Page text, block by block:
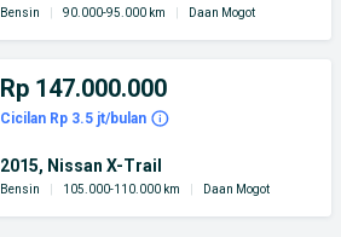
Bensin 90.000-95.000 km Daan Mogot
Rp 147.000.000
Cicilan Rp 3.5 jt/bulan
2015, Nissan X-Trail
Bensin 105.000-110.000 km Daan Mogot